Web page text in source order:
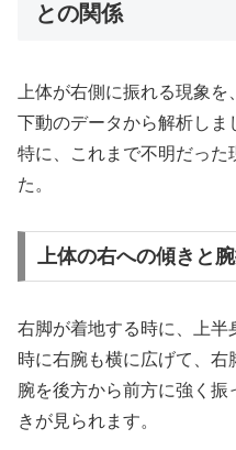
との関係
上体が右側に振れる現象
下動のデータから解析しま
特に、これまで不明だった
た。
上体の右への傾きと
右脚が着地する時に、上半
時に右腕も横に広げて、右
腕を後方から前方に強く
きが見られます。